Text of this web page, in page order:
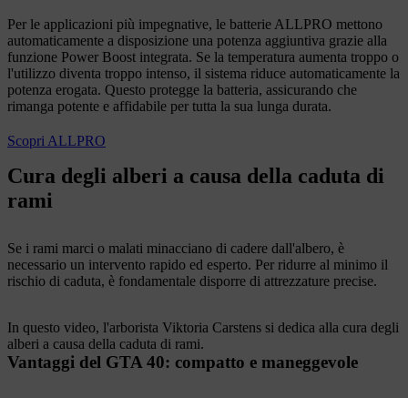
Per le applicazioni più impegnative, le batterie ALLPRO mettono
automaticamente a disposizione una potenza aggiuntiva grazie alla
funzione Power Boost integrata. Se la temperatura aumenta troppo o
l'utilizzo diventa troppo intenso, il sistema riduce automaticamente la
potenza erogata. Questo protegge la batteria, assicurando che
rimanga potente e affidabile per tutta la sua lunga durata.​
Scopri ALLPRO
Cura degli alberi a causa della caduta di
rami
Se i rami marci o malati minacciano di cadere dall'albero, è
necessario un intervento rapido ed esperto. Per ridurre al minimo il
rischio di caduta, è fondamentale disporre di attrezzature precise.
In questo video, l'arborista Viktoria Carstens si dedica alla cura degli
alberi a causa della caduta di rami.
Vantaggi del GTA 40: compatto e maneggevole